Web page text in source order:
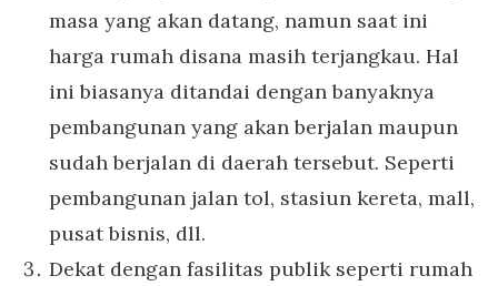
masa yang akan datang, namun saat ini
harga rumah disana masih terjangkau. Hal
ini biasanya ditandai dengan banyaknya
pembangunan yang akan berjalan maupun
sudah berjalan di daerah tersebut. Seperti
pembangunan jalan tol, stasiun kereta, mall,
pusat bisnis, dll.
Dekat dengan fasilitas publik seperti rumah